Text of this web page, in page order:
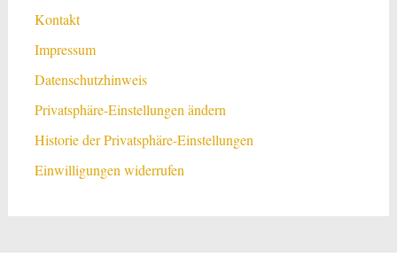
Kontakt
Impressum
Datenschutzhinweis
Privatsphäre-Einstellungen ändern
Historie der Privatsphäre-Einstellungen
Einwilligungen widerrufen